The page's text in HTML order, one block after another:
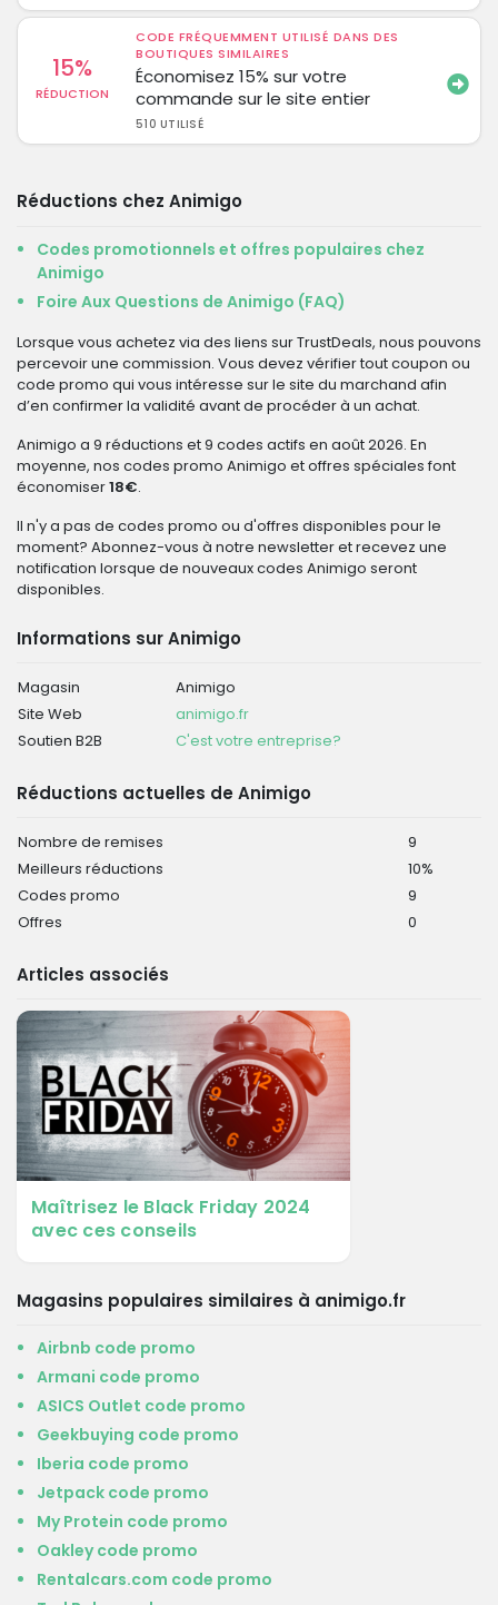
15%
RÉDUCTION
CODE FRÉQUEMMENT UTILISÉ DANS DES
BOUTIQUES SIMILAIRES
Économisez 15% sur votre
commande sur le site entier
510 UTILISÉ
Réductions chez Animigo
Codes promotionnels et offres populaires chez
Animigo
Foire Aux Questions de Animigo (FAQ)
Lorsque vous achetez via des liens sur TrustDeals, nous pouvons
percevoir une commission. Vous devez vérifier tout coupon ou
code promo qui vous intéresse sur le site du marchand afin
d’en confirmer la validité avant de procéder à un achat.
Animigo a 9 réductions et 9 codes actifs en août 2026. En
moyenne, nos codes promo Animigo et offres spéciales font
économiser18€.
Il n'y a pas de codes promo ou d'offres disponibles pour le
moment? Abonnez-vous à notre newsletter et recevez une
notification lorsque de nouveaux codes Animigo seront
disponibles.
Informations sur Animigo
Magasin
Animigo
Site Web
animigo.fr
Soutien B2B
C'est votre entreprise?
Réductions actuelles de Animigo
Nombre de remises
9
Meilleurs réductions
10%
Codes promo
9
Offres
0
Articles associés
Maîtrisez le Black Friday 2024
avec ces conseils
Magasins populaires similaires à animigo.fr
Airbnb code promo
Armani code promo
ASICS Outlet code promo
Geekbuying code promo
Iberia code promo
Jetpack code promo
My Protein code promo
Oakley code promo
Rentalcars.com code promo